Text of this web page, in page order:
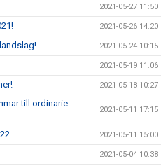
2021-05-27 11:50
2021-05-26 14:20
2021-05-24 10:15
2021-05-19 11:06
2021-05-18 10:27
till ordinarie
2021-05-11 17:15
2021-05-11 15:00
2021-05-04 10:38